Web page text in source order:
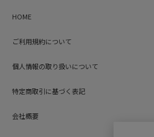
HOME
ご利用規約について
個人情報の取り扱いについて
特定商取引に基づく表記
会社概要